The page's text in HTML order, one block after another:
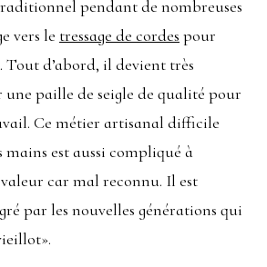
pendant de nombreuses
vers le tressage de cordes pour
Tout d’abord, il devient très
paille de seigle de qualité pour
Ce métier artisanal difficile
mains est aussi compliqué à
car mal reconnu. Il est
par les nouvelles générations qui